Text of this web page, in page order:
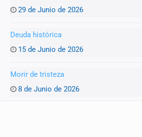
29 de Junio de 2026
Deuda histórica
15 de Junio de 2026
Morir de tristeza
8 de Junio de 2026